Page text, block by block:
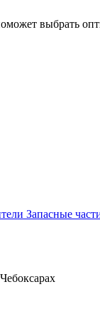
выбрать
Запасные